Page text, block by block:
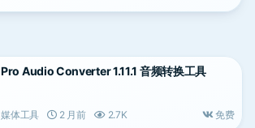
Pro Audio Converter 1.11.1 音频转换工具
媒体工具 2 月前 2.7K 免费